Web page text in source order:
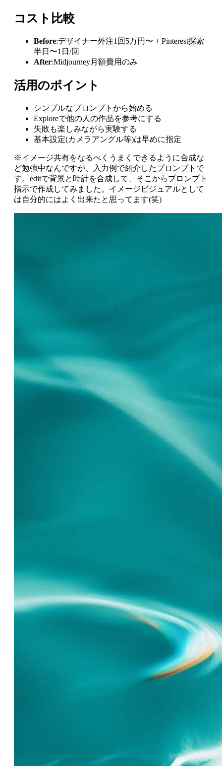
コスト比較
Before:デザイナー外注1回5万円〜 + Pinterest探索
半日〜1日/回
After:Midjourney月額費用のみ
活用のポイント
シンプルなプロンプトから始める
Exploreで他の人の作品を参考にする
失敗も楽しみながら実験する
基本設定(カメラアングル等)は早めに指定
※イメージ共有をなるべくうまくできるように合成な
ど勉強中なんですが、入力例で紹介したプロンプトで
す。editで背景と時計を合成して、そこからプロンプト
指示で作成してみました。イメージビジュアルとして
は自分的にはよく出来たと思ってます(笑)